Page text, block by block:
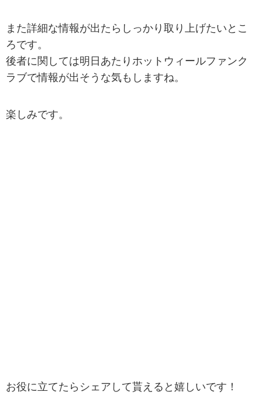
また詳細な情報が出たらしっかり取り上げたいとこ
ろです。
後者に関しては明日あたりホットウィールファンク
ラブで情報が出そうな気もしますね。
楽しみです。
お役に立てたらシェアして貰えると嬉しいです！